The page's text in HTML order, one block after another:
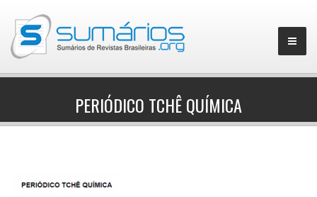
▼
PERIÓDICO TCHÊ QUÍMICA